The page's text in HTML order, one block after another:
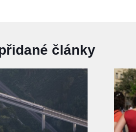
články